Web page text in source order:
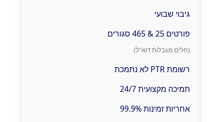
גיבוי שבועי
פורטים 25 & 465 סגורים
(חלים מגבלות דוא"ל)
רשומת PTR לא נתמכת
תמיכה מקצועית 24/7
אחריות זמינות 99.9%